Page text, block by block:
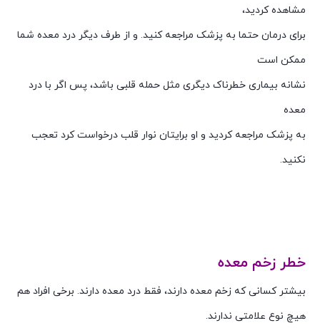
مشاهده کردید،
برای درمان حتما به پزشک مراجعه کنید. و از طرف دیگر درد معده شما
ممکن است
نشانه بیماری خطرناک دیگری مثل حمله قلبی باشد، پس اگر با درد
معده
به پزشک مراجعه کردید و او برایتان نوار قلب درخواست کرد تعجب
نکنید.
خطر زخم معده
بیشتر کسانی که زخم معده دارند، فقط درد معده دارند. برخی افراد هم
هیچ نوع علامتی ندارند.